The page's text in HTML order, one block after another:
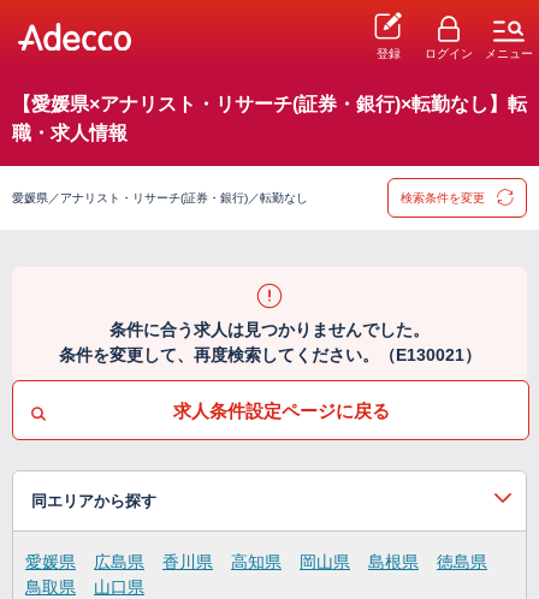
登録 ログイン メニュー
【愛媛県×アナリスト・リサーチ(証券・銀行)×転勤なし】転
職・求人情報
愛媛県／アナリスト・リサーチ(証券・銀行)／転勤なし 検索条件を変更
条件に合う求人は見つかりませんでした。
条件を変更して、再度検索してください。（E130021）
求人条件設定ページに戻る
同エリアから探す
愛媛県 広島県 香川県 高知県 岡山県 島根県
徳島県
鳥取県
山口県